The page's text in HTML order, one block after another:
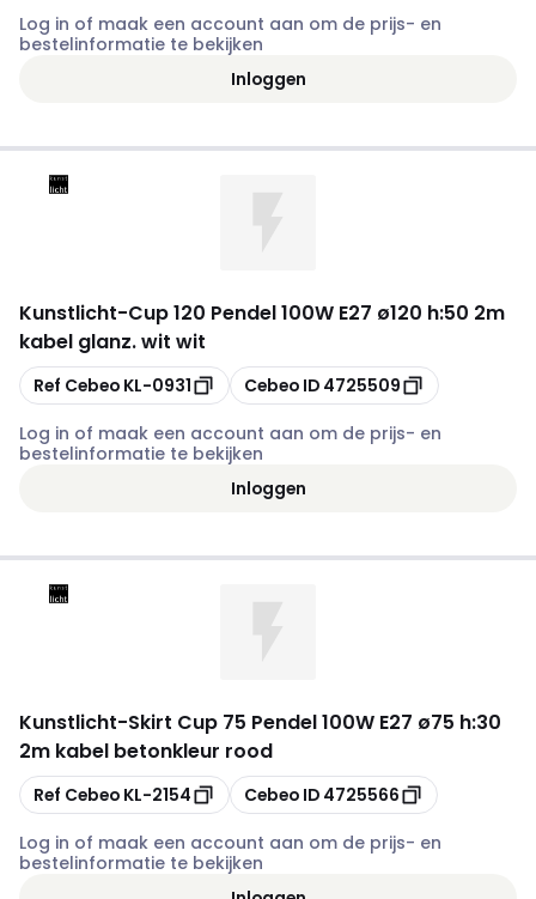
Log in of maak een account aan om de prijs- en
bestelinformatie te bekijken
Inloggen
Kunstlicht-Cup 120 Pendel 100W E27 ø120 h:50 2m
kabel glanz. wit wit
Kopiëren
Ref Cebeo KL-0931 Kopiëren
Cebeo ID 4725509
Log in of maak een account aan om de prijs- en
bestelinformatie te bekijken
Inloggen
Kunstlicht-Skirt Cup 75 Pendel 100W E27 ø75 h:30
2m kabel betonkleur rood
Kopiëren
Ref Cebeo KL-2154 Kopiëren
Cebeo ID 4725566
Log in of maak een account aan om de prijs- en
bestelinformatie te bekijken